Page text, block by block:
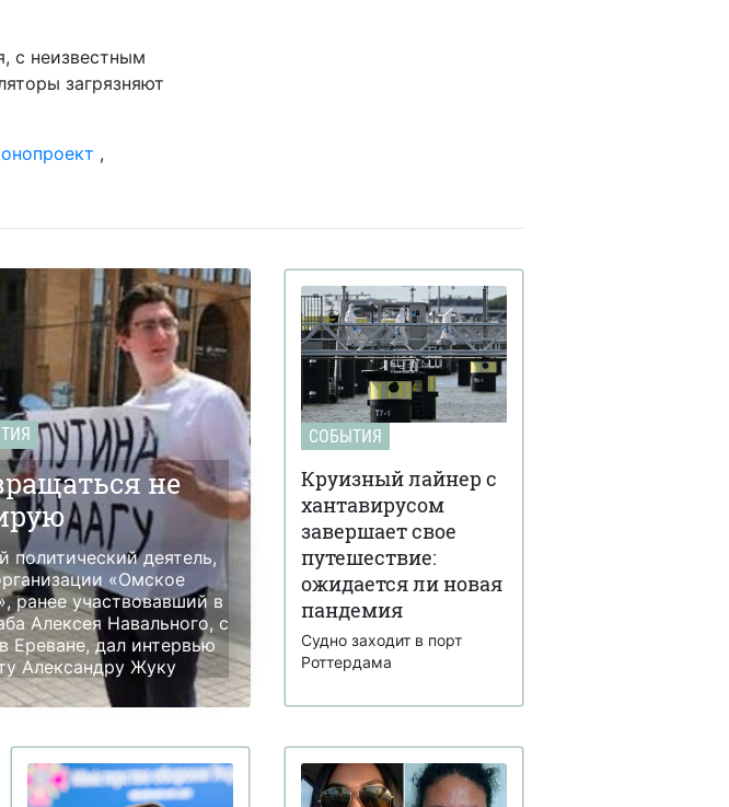
с неизвестным
загрязняют
,
не
деятель,
«Омское
ранее участвовавший в
Алексея Навального, с
дал интервью
Александру Жуку
СОБЫТИЯ
Круизный лайнер с
хантавирусом
завершает свое
путешествие:
ожидается ли новая
пандемия
Судно заходит в порт
Роттердама